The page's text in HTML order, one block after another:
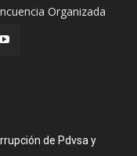
Organizada
de Pdvsa y